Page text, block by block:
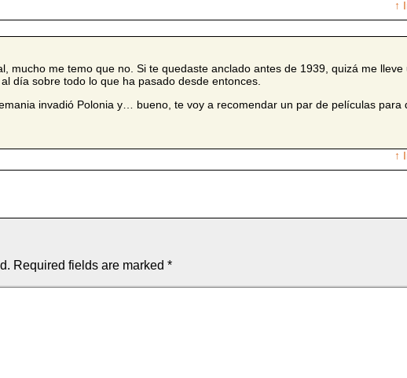
↑
mucho me temo que no. Si te quedaste anclado antes de 1939, quizá me lleve
día sobre todo lo que ha pasado desde entonces.
invadió Polonia y… bueno, te voy a recomendar un par de películas para
↑
Required fields are marked *